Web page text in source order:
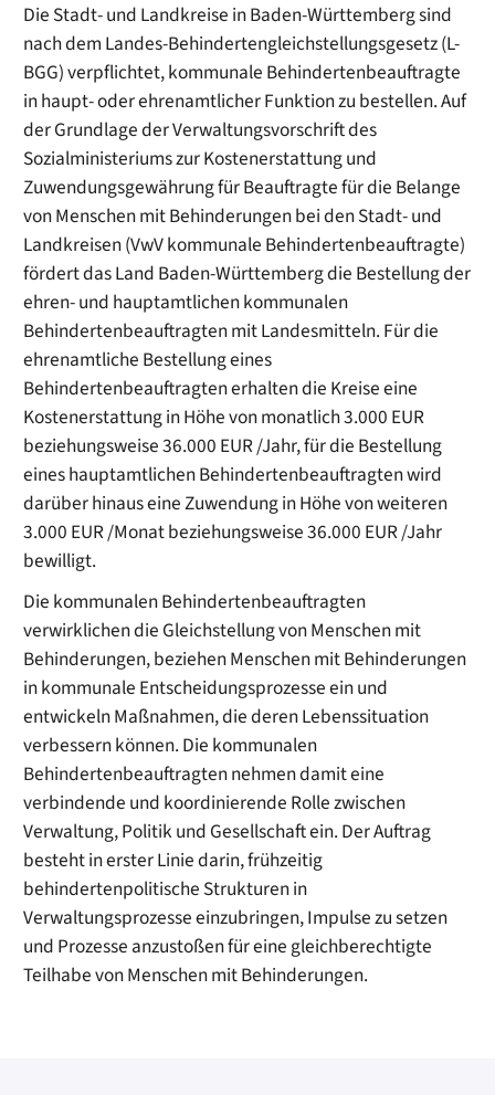
Die Stadt- und Landkreise in Baden-Württemberg sind
nach dem Landes-Behindertengleichstellungsgesetz (L-
BGG) verpflichtet, kommunale Behindertenbeauftragte
in haupt- oder ehrenamtlicher Funktion zu bestellen. Auf
der Grundlage der Verwaltungsvorschrift des
Sozialministeriums zur Kostenerstattung und
Zuwendungsgewährung für Beauftragte für die Belange
von Menschen mit Behinderungen bei den Stadt- und
Landkreisen (VwV kommunale Behindertenbeauftragte)
fördert das Land Baden-Württemberg die Bestellung der
ehren- und hauptamtlichen kommunalen
Behindertenbeauftragten mit Landesmitteln. Für die
ehrenamtliche Bestellung eines
Behindertenbeauftragten erhalten die Kreise eine
Kostenerstattung in Höhe von monatlich 3.000 EUR
beziehungsweise 36.000 EUR /Jahr, für die Bestellung
eines hauptamtlichen Behindertenbeauftragten wird
darüber hinaus eine Zuwendung in Höhe von weiteren
3.000 EUR /Monat beziehungsweise 36.000 EUR /Jahr
bewilligt.
Die kommunalen Behindertenbeauftragten
verwirklichen die Gleichstellung von Menschen mit
Behinderungen, beziehen Menschen mit Behinderungen
in kommunale Entscheidungsprozesse ein und
entwickeln Maßnahmen, die deren Lebenssituation
verbessern können. Die kommunalen
Behindertenbeauftragten nehmen damit eine
verbindende und koordinierende Rolle zwischen
Verwaltung, Politik und Gesellschaft ein. Der Auftrag
besteht in erster Linie darin, frühzeitig
behindertenpolitische Strukturen in
Verwaltungsprozesse einzubringen, Impulse zu setzen
und Prozesse anzustoßen für eine gleichberechtigte
Teilhabe von Menschen mit Behinderungen.